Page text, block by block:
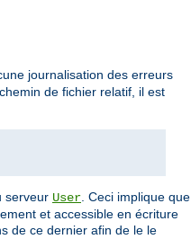
journalisation des erreurs
de fichier relatif, il est
serveur User. Ceci implique que
et accessible en écriture
de ce dernier afin de le le